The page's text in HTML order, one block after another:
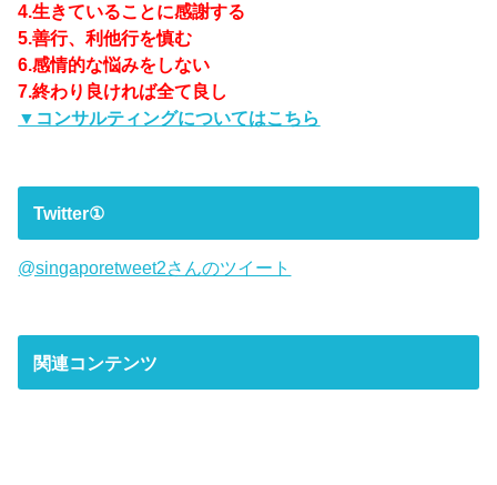
4.生きていることに感謝する
5.善行、利他行を慎む
6.感情的な悩みをしない
7.終わり良ければ全て良し
▼コンサルティングについてはこちら
Twitter①
@singaporetweet2さんのツイート
関連コンテンツ